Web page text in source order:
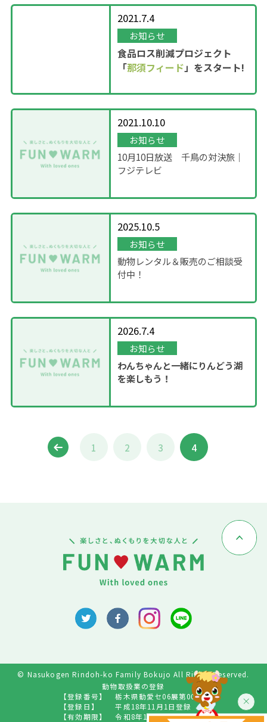
2021.7.4
お知らせ
食品ロス削減プロジェクト
「那須フィード」をスタート!
2021.10.10
お知らせ
10月10日放送 千鳥の対決旅｜
フジテレビ
2025.10.5
お知らせ
動物レンタル＆販売のご相談受
付中！
2026.7.4
お知らせ
わんちゃんと一緒にりんどう湖
を楽しもう！
1 2 3 4
© Nasukogen Rindoh-ko Family Bokujo All Rights Reserved.
動物取扱業の登録
【登録番号】
栃木県動愛セ06展第009号
【登録日】
平成18年11月1日登録
【有効期限】
令和8年10月31日